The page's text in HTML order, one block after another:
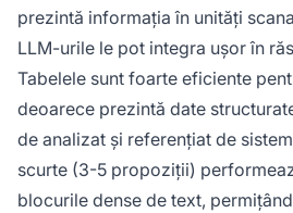
prezintă informația în unități
LLM-urile le pot integra ușor în
Tabelele sunt foarte eficiente
deoarece prezintă date
de analizat și referențiat de
scurte (3-5 propoziții)
blocurile dense de text,